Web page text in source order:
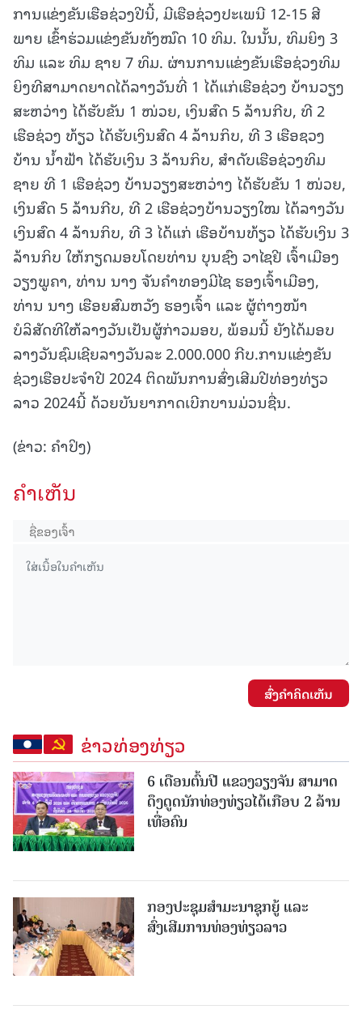
ການແຂ່ງຂັນເຮືອຊ່ວງປີນີ້, ມີເຮືອຊ່ວງປະເພນີ 12-15 ສີ
ພາຍ ເຂົ້າຮ່ວມແຂ່ງຂັນທັງໝົດ 10 ທິມ. ໃນນັ້ນ, ທິມຍິງ 3
ທິມ ແລະ ທິມ ຊາຍ 7 ທິມ. ຜ່ານການແຂ່ງຂັນເຮືອຊ່ວງທິມ
ຍິງທີສາມາດຍາດໄດ້ລາງວັນທີ່ 1 ໄດ້ແກ່ເຮືອຊ່ວງ ບ້ານວຽງ
ສະຫວ່າງ ໄດ້ຮັບຂັນ 1 ໜ່ວຍ, ເງິນສົດ 5 ລ້ານກີບ, ທີ 2
ເຮືອຊ່ວງ ທ້ຽວ ໄດ້ຮັບເງິນສົດ 4 ລ້ານກິບ, ທີ 3 ເຮືອຊວງ
ບ້ານ ນໍ້າຟ້າ ໄດ້ຮັບເງິນ 3 ລ້ານກິບ, ສໍາດັບເຮືອຊ່ວງທິມ
ຊາຍ ທີ 1 ເຮືອຊ່ວງ ບ້ານວຽງສະຫວ່າງ ໄດ້ຮັບຂັນ 1 ໜ່ວຍ,
ເງິນສົດ 5 ລ້ານກີບ, ທີ 2 ເຮືອຊ່ວງບ້ານວຽງໃໝ ໄດ້ລາງວັນ
ເງິນສົດ 4 ລ້ານກິບ, ທີ 3 ໄດ້ແກ່ ເຮືອບ້ານທ້ຽວ ໄດ້ຮັບເງິນ 3
ລ້ານກິບ ໃຫ້ກຽດມອບໂດຍທ່ານ ບຸນຊົງ ວາໄຊຢີ ເຈົ້າເມືອງ
ວຽງພູຄາ, ທ່ານ ນາງ ຈັນຄໍາທອງມີໄຊ ຮອງເຈົ້າເມືອງ,
ທ່ານ ນາງ ເຮືອຍສົມຫວັງ ຮອງເຈົ້າ ແລະ ຜູ້ຕ່າງໜ້າ
ບໍລິສັດທີໃຫ້ລາງວັນເປັນຜູ້ກ່າວມອບ, ພ້ອມນີ້ ຍັງໄດ້ມອບ
ລາງວັນຊົມເຊີຍລາງວັນລະ 2.000.000 ກີບ.ການແຂ່ງຂັນ
ຊ່ວງເຮືອປະຈໍາປີ 2024 ຕິດພັນການສົ່ງເສີມປີທ່ອງທ່ຽວ
ລາວ 2024ນີ້ ດ້ວຍບັນຍາກາດເບີກບານມ່ວນຊື່ນ.
(ຂ່າວ: ຄໍາປິງ)
ຄໍາເຫັນ
ສົ່ງຄໍາຄິດເຫັນ
ຂ່າວທ່ອງທ່ຽວ
6 ເດືອນຕົ້ນປີ ແຂວງວຽງຈັນ ສາມາດ
ດຶງດູດນັກທ່ອງທ່ຽວໄດ້ເກືອບ 2 ລ້ານ
ເທື່ອຄົນ
ກອງປະຊຸມສຳມະນາຊຸກຍູ້ ແລະ
ສົ່ງເສີມການທ່ອງທ່ຽວລາວ